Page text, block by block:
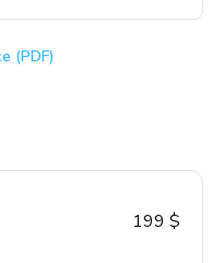
(PDF)
199 $